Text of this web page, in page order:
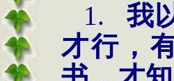
1.
我
才行，